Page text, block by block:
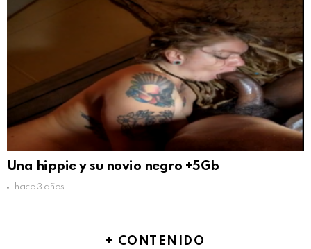
Una hippie y su novio negro +5Gb
hace 3 años
+ CONTENIDO